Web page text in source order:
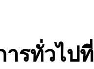
รทั่วไป